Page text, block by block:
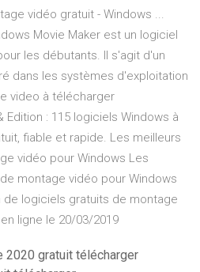
vidéo gratuit - Windows ...
Movie Maker est un logiciel
les débutants. Il s'agit d'un
dans les systèmes d'exploitation
video à télécharger
Edition : 115 logiciels Windows à
fiable et rapide. Les meilleurs
vidéo pour Windows Les
montage vidéo pour Windows
logiciels gratuits de montage
ligne le 20/03/2019
2020 gratuit télécharger